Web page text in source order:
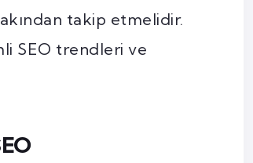
takip etmelidir.
SEO trendleri ve